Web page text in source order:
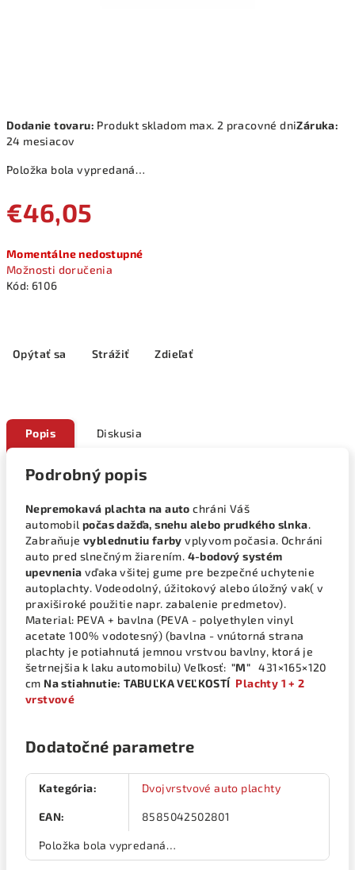
Dodanie tovaru: Produkt skladom max. 2 pracovné dniZáruka:
24 mesiacov
Položka bola vypredaná…
€46,05
cena:
Momentálne nedostupné
Možnosti doručenia
Kód: 6106
Opýtať sa Strážiť Zdieľať
Popis Diskusia
Podrobný popis
Nepremokavá plachta na auto chráni Váš
automobilpočas dažďa, snehu alebo prudkého slnka.
Zabraňujevyblednutiu farby vplyvom počasia. Ochráni
auto pred slnečným žiarením. 4-bodový systém
upevnenia vďaka všitej gume pre bezpečné uchytenie
autoplachty. Vodeodolný, úžitokový alebo úložný vak( v
praxiširoké použitie napr. zabalenie predmetov).
Material: PEVA + bavlna (PEVA - polyethylen vinyl
acetate 100% vodotesný) (bavlna - vnútorná strana
plachty je potiahnutá jemnou vrstvou bavlny, ktorá je
šetrnejšia k laku automobilu) Veľkosť: "M" 431×165×120
cm Na stiahnutie: TABUĽKA VEĽKOSTÍ Plachty 1 + 2
vrstvové
Dodatočné parametre
Kategória: Dvojvrstvové auto plachty
EAN: 8585042502801
Položka bola vypredaná…